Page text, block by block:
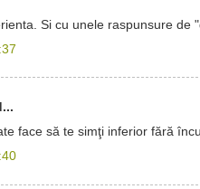
Si cu unele raspunsure de
face să te simţi inferior fără